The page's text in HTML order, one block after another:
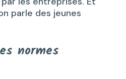
parle des jeunes
normes